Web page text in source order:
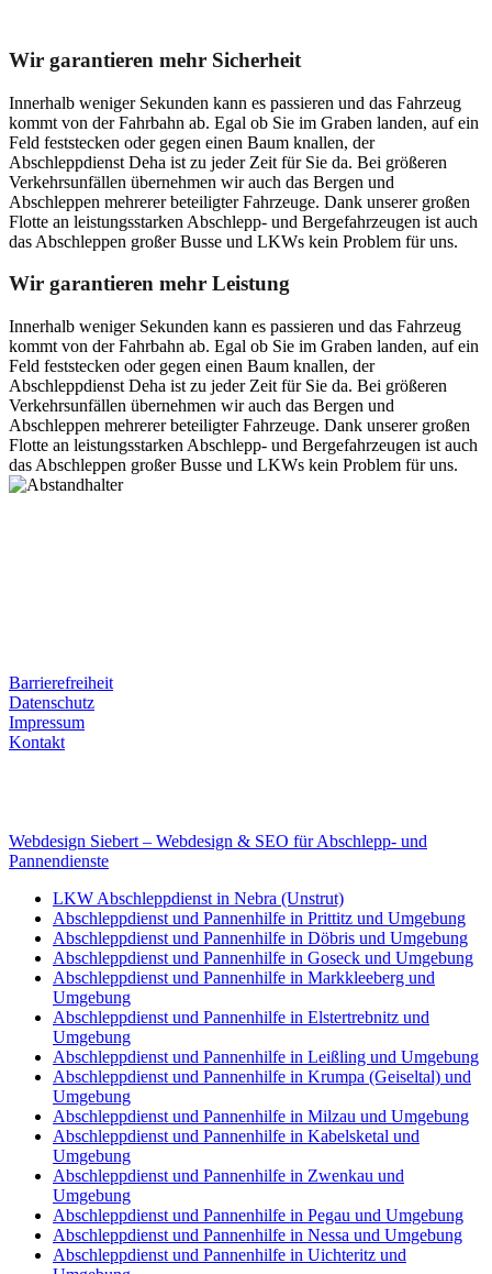
Wir garantieren mehr Sicherheit
Innerhalb weniger Sekunden kann es passieren und das Fahrzeug
kommt von der Fahrbahn ab. Egal ob Sie im Graben landen, auf ein
Feld feststecken oder gegen einen Baum knallen, der
Abschleppdienst Deha ist zu jeder Zeit für Sie da. Bei größeren
Verkehrsunfällen übernehmen wir auch das Bergen und
Abschleppen mehrerer beteiligter Fahrzeuge. Dank unserer großen
Flotte an leistungsstarken Abschlepp- und Bergefahrzeugen ist auch
das Abschleppen großer Busse und LKWs kein Problem für uns.
Wir garantieren mehr Leistung
Innerhalb weniger Sekunden kann es passieren und das Fahrzeug
kommt von der Fahrbahn ab. Egal ob Sie im Graben landen, auf ein
Feld feststecken oder gegen einen Baum knallen, der
Abschleppdienst Deha ist zu jeder Zeit für Sie da. Bei größeren
Verkehrsunfällen übernehmen wir auch das Bergen und
Abschleppen mehrerer beteiligter Fahrzeuge. Dank unserer großen
Flotte an leistungsstarken Abschlepp- und Bergefahrzeugen ist auch
das Abschleppen großer Busse und LKWs kein Problem für uns.
Barrierefreiheit
Datenschutz
Impressum
Kontakt
Webdesign Siebert – Webdesign & SEO für Abschlepp- und
Pannendienste
LKW Abschleppdienst in Nebra (Unstrut)
Abschleppdienst und Pannenhilfe in Prittitz und Umgebung
Abschleppdienst und Pannenhilfe in Döbris und Umgebung
Abschleppdienst und Pannenhilfe in Goseck und Umgebung
Abschleppdienst und Pannenhilfe in Markkleeberg und
Umgebung
Abschleppdienst und Pannenhilfe in Elstertrebnitz und
Umgebung
Abschleppdienst und Pannenhilfe in Leißling und Umgebung
Abschleppdienst und Pannenhilfe in Krumpa (Geiseltal) und
Umgebung
Abschleppdienst und Pannenhilfe in Milzau und Umgebung
Abschleppdienst und Pannenhilfe in Kabelsketal und
Umgebung
Abschleppdienst und Pannenhilfe in Zwenkau und
Umgebung
Abschleppdienst und Pannenhilfe in Pegau und Umgebung
Abschleppdienst und Pannenhilfe in Nessa und Umgebung
Abschleppdienst und Pannenhilfe in Uichteritz und